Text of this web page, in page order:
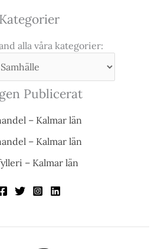
Kategorier
alla våra kategorier:
Publicerat
– Kalmar län
– Kalmar län
– Kalmar län